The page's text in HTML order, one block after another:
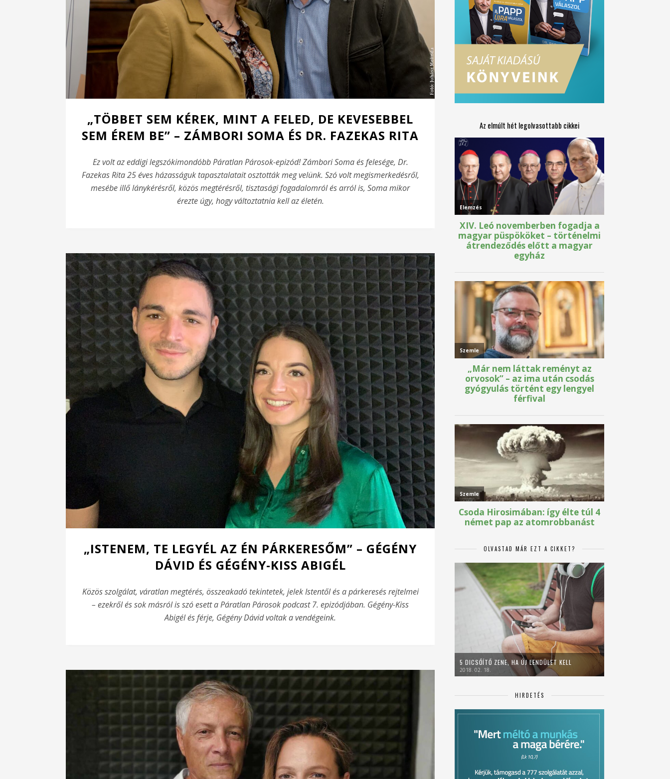
„TÖBBET SEM KÉREK, MINT A FELED, DE KEVESEBBEL
SEM ÉREM BE” – ZÁMBORI SOMA ÉS DR. FAZEKAS RITA
Ez volt az eddigi legszókimondóbb Páratlan Párosok-epizód! Zámbori Soma és felesége, Dr.
Fazekas Rita 25 éves házasságuk tapasztalatait osztották meg velünk. Szó volt megismerkedésről,
mesébe illő lánykérésről, közös megtérésről, tisztasági fogadalomról és arról is, Soma mikor
érezte úgy, hogy változtatnia kell az életén.
„ISTENEM, TE LEGYÉL AZ ÉN PÁRKERESŐM” – GÉGÉNY
DÁVID ÉS GÉGÉNY-KISS ABIGÉL
Közös szolgálat, váratlan megtérés, összeakadó tekintetek, jelek Istentől és a párkeresés rejtelmei
– ezekről és sok másról is szó esett a Páratlan Párosok podcast 7. epizódjában. Gégény-Kiss
Abigél és férje, Gégény Dávid voltak a vendégeink.
Az elmúlt hét legolvasottabb cikkei
OLVASTAD MÁR EZT A CIKKET?
5 DICSŐÍTŐ ZENE, HA ÚJ LENDÜLET KELL
2018. 02. 18.
HIRDETÉS